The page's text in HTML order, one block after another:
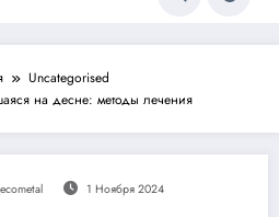
Uncategorised
на десне: методы лечения
1 Ноября 2024